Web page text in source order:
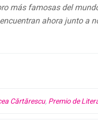
más famosas del
ahora junto a
Cărtărescu, Premio de